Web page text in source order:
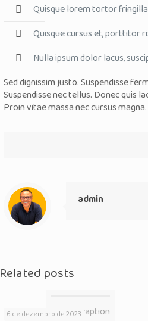
Quisque lorem tortor
Quisque cursus et, porttitor
Nulla ipsum dolor lacus,
Sed dignissim justo. Suspendisse
Suspendisse nec tellus. Donec quis
Proin vitae massa nec cursus magna.
admin
Related posts
storely caption
6 de dezembro de 2023